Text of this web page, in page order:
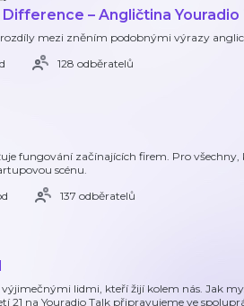
– Angličtina Youradio
mezi zněním podobnými výrazy
128 odběratelů
fungování začínajících firem. Pro všechny,
scénu.
137 odběratelů
lidmi, kteří žijí kolem nás. Jak
21 na Youradio Talk připravujeme ve